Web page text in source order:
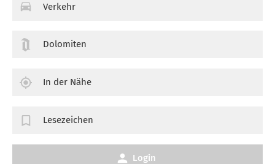
Verkehr
Dolomiten
In der Nähe
Lesezeichen
Login